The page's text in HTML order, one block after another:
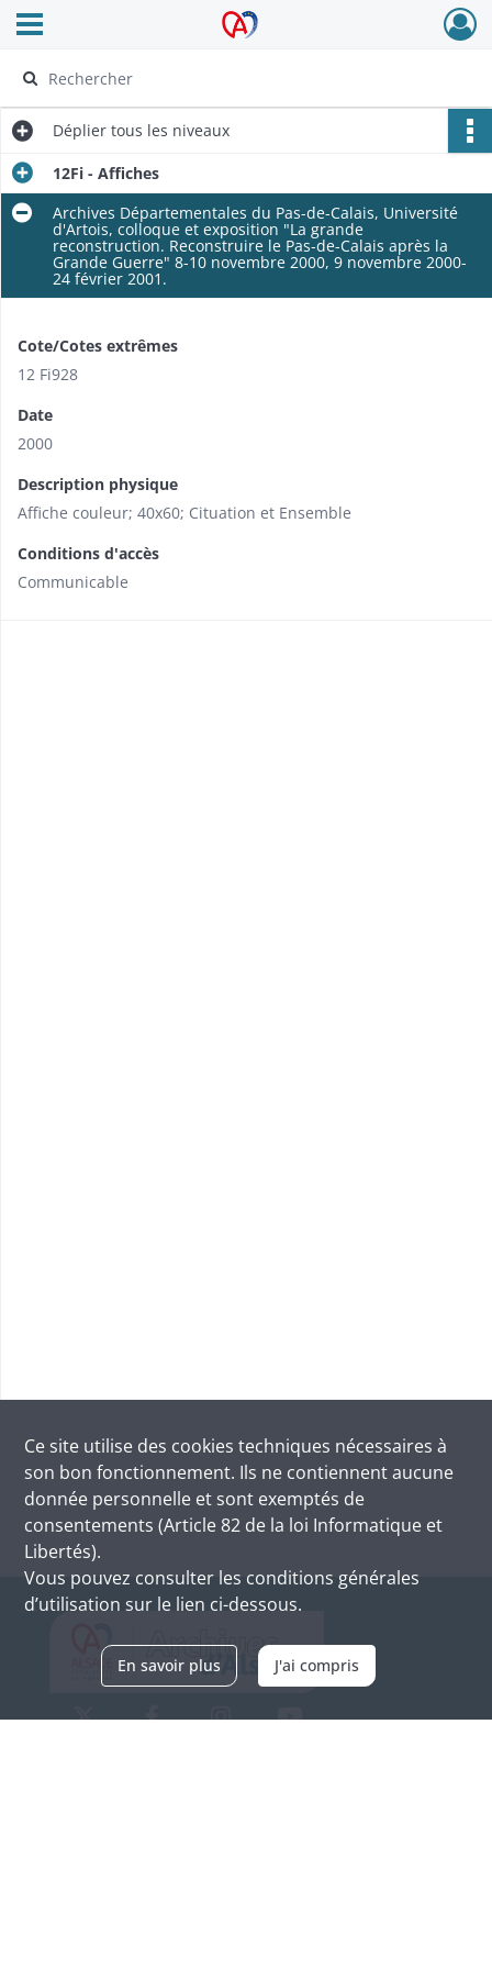
Archives Alsace - Colmar
Ouvrir le menu déroulant
Déplier tous les niveaux
12Fi - Affiches
Archives Départementales du Pas-de-Calais, Université
d'Artois, colloque et exposition "La grande
reconstruction. Reconstruire le Pas-de-Calais après la
Grande Guerre" 8-10 novembre 2000, 9 novembre 2000-
24 février 2001.
Cote/Cotes extrêmes
12 Fi928
Date
2000
Description physique
Affiche couleur; 40x60; Cituation et Ensemble
Conditions d'accès
Communicable
Ce site utilise des cookies techniques nécessaires à
son bon fonctionnement. Ils ne contiennent aucune
donnée personnelle et sont exemptés de
consentements (Article 82 de la loi Informatique et
Libertés).
Vous pouvez consulter les conditions générales
d’utilisation sur le lien ci-dessous.
En savoir plus J'ai compris